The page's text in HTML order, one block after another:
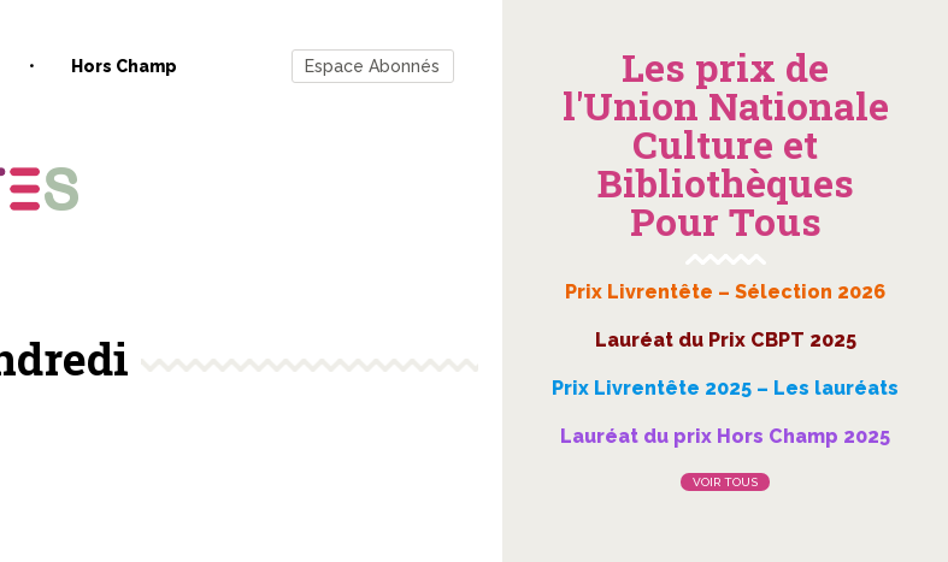
Hors Champ Espace Abonnés Les prix de
l'Union Nationale
Culture et
Bibliothèques
Pour Tous
Prix Livrentête – Sélection 2026
Lauréat du Prix CBPT 2025
Prix Livrentête 2025 – Les lauréats
Lauréat du prix Hors Champ 2025
VOIR TOUS